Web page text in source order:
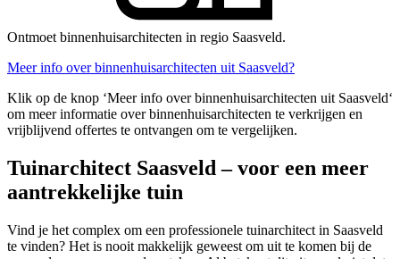
Ontmoet binnenhuisarchitecten in regio Saasveld.
Meer info over binnenhuisarchitecten uit Saasveld?
Klik op de knop ‘Meer info over binnenhuisarchitecten uit Saasveld‘
om meer informatie over binnenhuisarchitecten te verkrijgen en
vrijblijvend offertes te ontvangen om te vergelijken.
Tuinarchitect Saasveld – voor een meer
aantrekkelijke tuin
Vind je het complex om een professionele tuinarchitect in Saasveld
te vinden? Het is nooit makkelijk geweest om uit te komen bij de